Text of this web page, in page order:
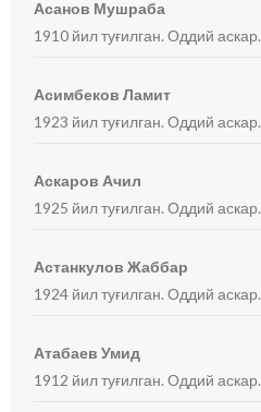
Асанов Мушраба
1910 йил туғилган. Оддий аскар.
Асимбеков Ламит
1923 йил туғилган. Оддий аскар.
Аскаров Ачил
1925 йил туғилган. Оддий аскар.
Астанкулов Жаббар
1924 йил туғилган. Оддий аскар.
Атабаев Умид
1912 йил туғилган. Оддий аскар.